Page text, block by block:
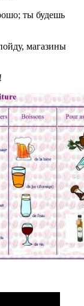
ты будешь
магазины